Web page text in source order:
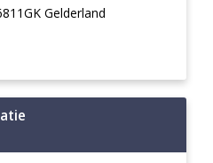
Gelderland